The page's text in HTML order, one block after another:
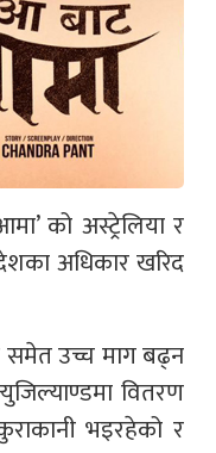
को अस्ट्रेलिया र
अधिकार खरिद
समेत उच्च माग बढ्न
वितरण
भइरहेको र